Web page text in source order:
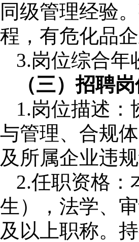
同级管理经验
程，有危化品
3.岗位综合年
（三）招聘
1.岗位描述：
与管理、合规
及所属企业违
2.任职资格：
生）
，法学、
及以上职称。